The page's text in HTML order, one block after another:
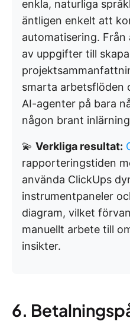
enkla, naturliga
äntligen enkelt att
automatisering.
av uppgifter till
smarta arbetsflöden
AI-agenter på bara
någon brant
💫 Verkliga resultat:
rapporteringstiden
använda ClickUps
instrumentpaneler
diagram, vilket
manuellt arbete till
insikter.
6.